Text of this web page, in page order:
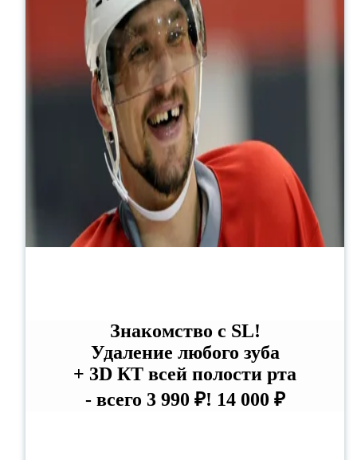
Знакомство с SL!
Удаление любого зуба
+ 3D КТ всей полости рта
- всего 3 990 ₽! 14 000 ₽